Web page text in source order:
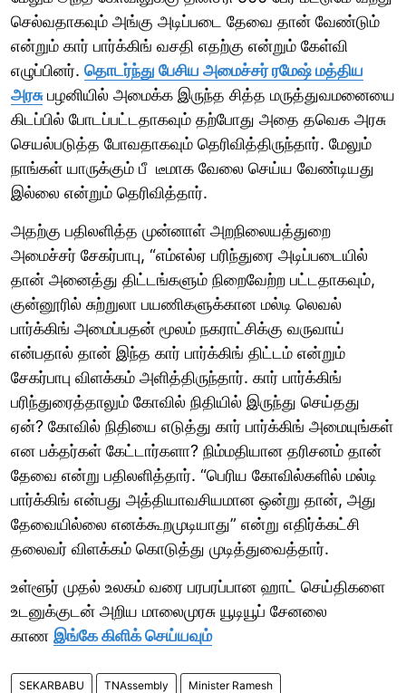
செல்வதாகவும் அங்கு அடிப்படை தேவை தான் வேண்டும்
என்றும் கார் பார்க்கிங் வசதி எதற்கு என்றும் கேள்வி
எழுப்பினர். தொடர்ந்து பேசிய அமைச்சர் ரமேஷ் மத்திய
அரசுபழனியில் அமைக்க இருந்த சித்த மருத்துவமனையை
கிடப்பில் போடப்பட்டதாகவும் தற்போது அதை தவெக அரசு
செயல்படுத்த போவதாகவும் தெரிவித்திருந்தார். மேலும்
நாங்கள் யாருக்கும் பீ டீமாக வேலை செய்ய வேண்டியது
இல்லை என்றும் தெரிவித்தார்.
அதற்கு பதிலளித்த முன்னாள் அறநிலையத்துறை
அமைச்சர் சேகர்பாபு, “எம்எல்ஏ பரிந்துரை அடிப்படையில்
தான் அனைத்து திட்டங்களும் நிறைவேற்ற பட்டதாகவும்,
குன்னூரில் சுற்றுலா பயணிகளுக்கான மல்டி லெவல்
பார்க்கிங் அமைப்பதன் மூலம் நகராட்சிக்கு வருவாய்
என்பதால் தான் இந்த கார் பார்க்கிங் திட்டம் என்றும்
சேகர்பாபு விளக்கம் அளித்திருந்தார். கார் பார்க்கிங்
பரிந்துரைத்தாலும் கோவில் நிதியில் இருந்து செய்தது
ஏன்? கோவில் நிதியை எடுத்து கார் பார்க்கிங் அமையுங்கள்
என பக்தர்கள் கேட்டார்களா? நிம்மதியான தரிசனம் தான்
தேவை என்று பதிலளித்தார். “பெரிய கோவில்களில் மல்டி
பார்க்கிங் என்பது அத்தியாவசியமான ஒன்று தான், அது
தேவையில்லை எனக்கூறமுடியாது” என்று எதிர்க்கட்சி
தலைவர் விளக்கம் கொடுத்து முடித்துவைத்தார்.
உள்ளூர் முதல் உலகம் வரை பரபரப்பான ஹாட் செய்திகளை
உடனுக்குடன் அறிய மாலைமுரசு யூடியூப் சேனலை
காண இங்கே கிளிக் செய்யவும்
SEKARBABU TNAssembly Minister Ramesh